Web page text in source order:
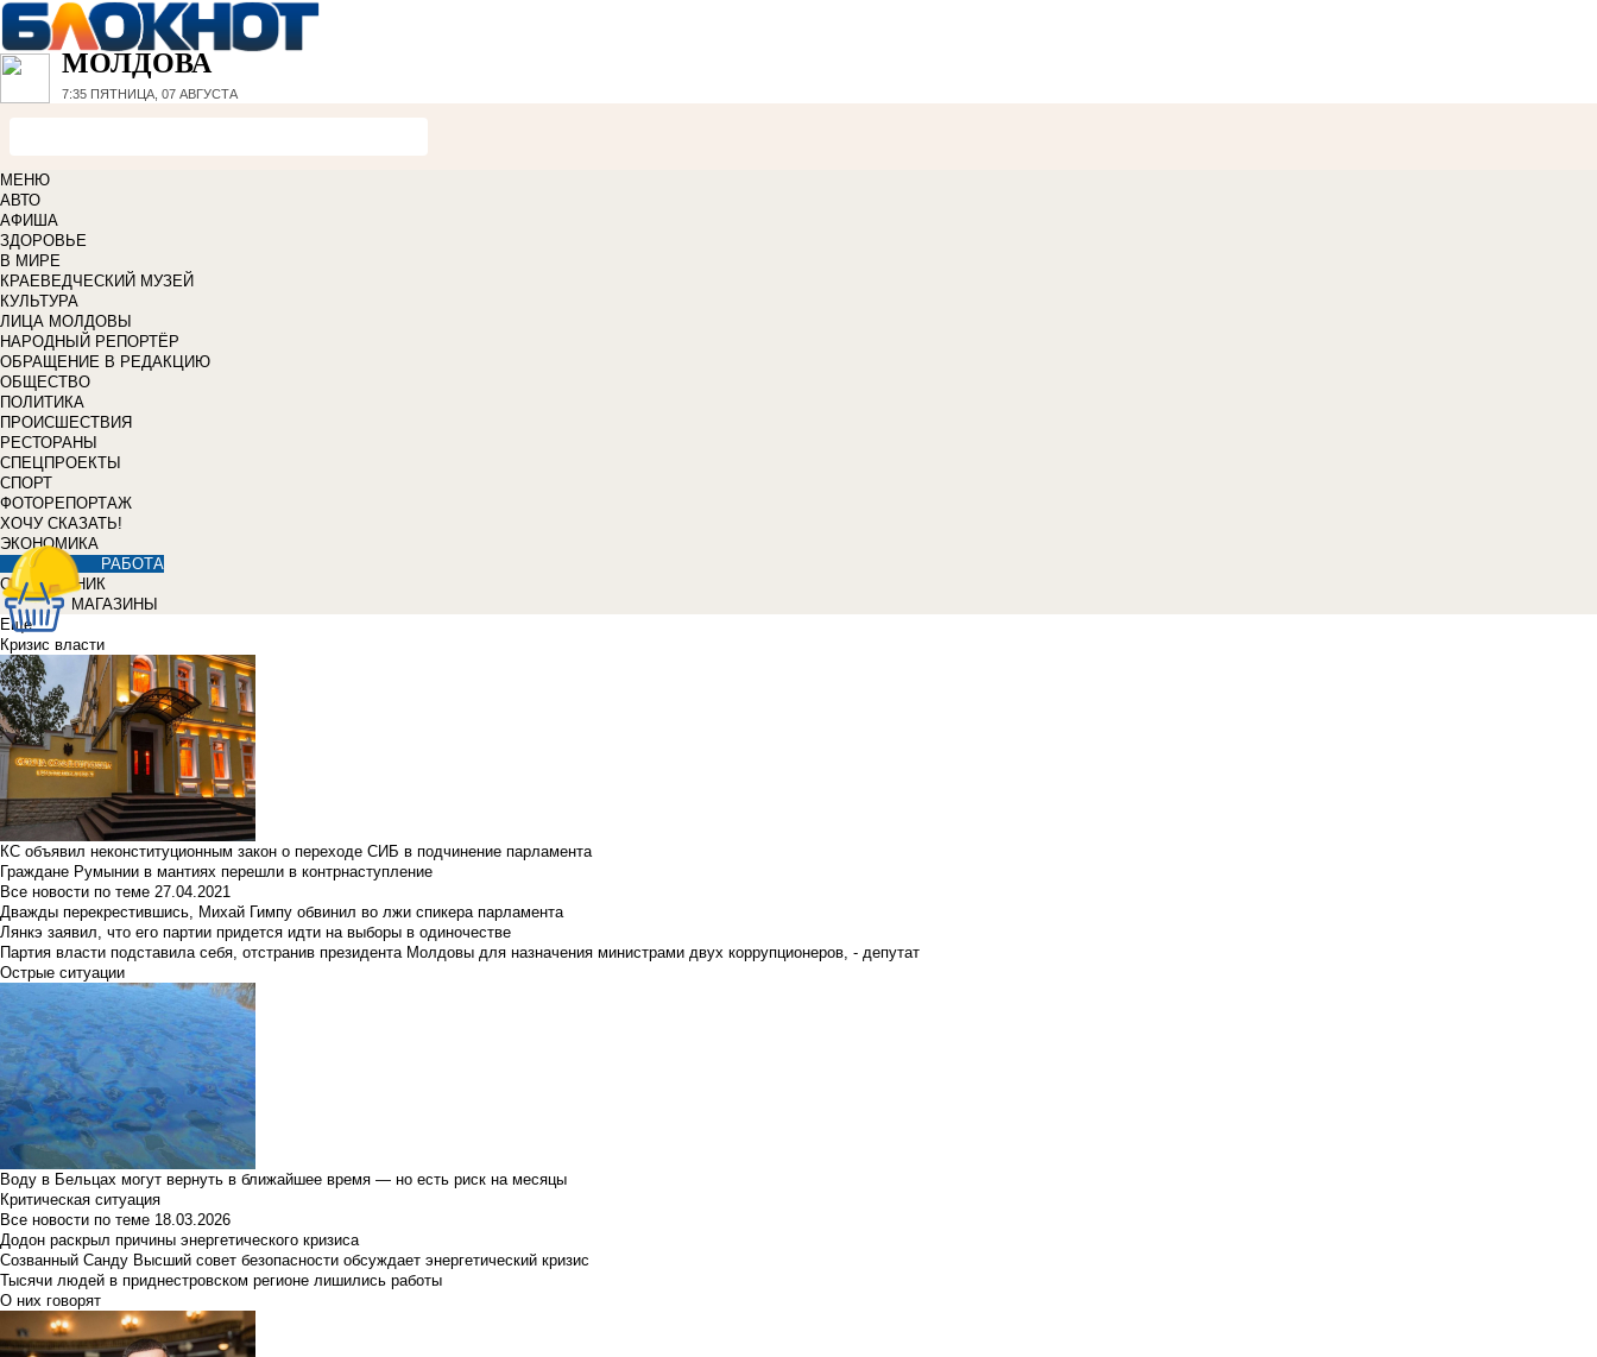
МОЛДОВА
7:35 ПЯТНИЦА, 07 АВГУСТА
МЕНЮ
АВТО
АФИША
ЗДОРОВЬЕ
В МИРЕ
КРАЕВЕДЧЕСКИЙ МУЗЕЙ
КУЛЬТУРА
ЛИЦА МОЛДОВЫ
НАРОДНЫЙ РЕПОРТЁР
ОБРАЩЕНИЕ В РЕДАКЦИЮ
ОБЩЕСТВО
ПОЛИТИКА
ПРОИСШЕСТВИЯ
РЕСТОРАНЫ
СПЕЦПРОЕКТЫ
СПОРТ
ФОТОРЕПОРТАЖ
ХОЧУ СКАЗАТЬ!
ЭКОНОМИКА
РАБОТА
СПРАВОЧНИК
МАГАЗИНЫ
Еще
Кризис власти
КС объявил неконституционным закон о переходе СИБ в подчинение парламента
Граждане Румынии в мантиях перешли в контрнаступление
Все новости по теме 27.04.2021
Дважды перекрестившись, Михай Гимпу обвинил во лжи спикера парламента
Лянкэ заявил, что его партии придется идти на выборы в одиночестве
Партия власти подставила себя, отстранив президента Молдовы для назначения министрами двух коррупционеров, - депутат
Острые ситуации
Воду в Бельцах могут вернуть в ближайшее время — но есть риск на месяцы
Критическая ситуация
Все новости по теме 18.03.2026
Додон раскрыл причины энергетического кризиса
Созванный Санду Высший совет безопасности обсуждает энергетический кризис
Тысячи людей в приднестровском регионе лишились работы
О них говорят